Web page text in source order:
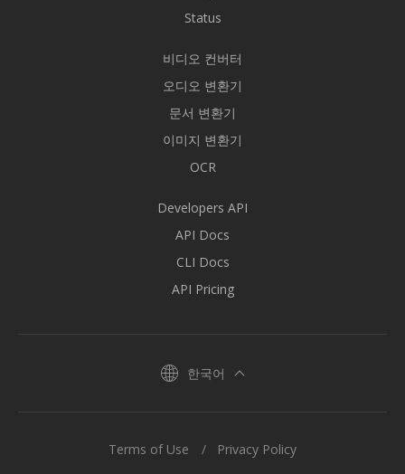
Status
비디오 컨버터
오디오 변환기
문서 변환기
이미지 변환기
OCR
Developers API
API Docs
CLI Docs
API Pricing
한국어
Terms of Use Privacy Policy